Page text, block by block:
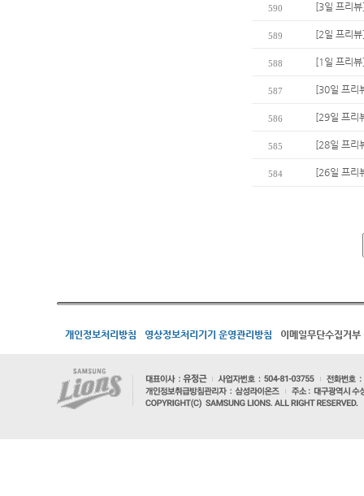
590 [3일 프리
589 [2일 프리
588 [1일 프리
587 [30일 프리
586 [29일 프리
585 [28일 프리
584 [26일 프리
개인정보처리방침 영상정보처리기기 운영관리방침 이메일무단수집거부